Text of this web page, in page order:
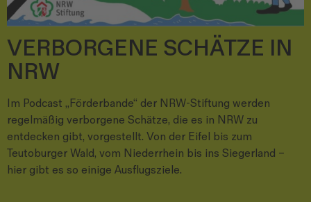
VERBORGENE SCHÄTZE IN
NRW
Im Podcast „Förderbande“ der NRW-Stiftung werden
regelmäßig verborgene Schätze, die es in NRW zu
entdecken gibt, vorgestellt. Von der Eifel bis zum
Teutoburger Wald, vom Niederrhein bis ins Siegerland –
hier gibt es so einige Ausflugsziele.